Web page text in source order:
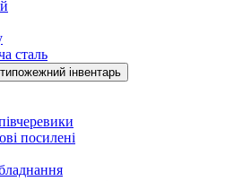
сталь
інвентарь
посилені